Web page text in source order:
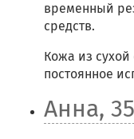
временный
средств.
Кожа из сухой
постоянное
Анна,